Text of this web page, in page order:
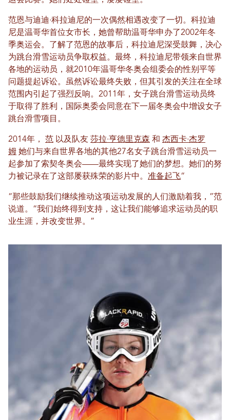
范恩与迪迪·科拉迪尼的一次偶然相遇改变了一切。科拉迪
尼是温哥华首位女市长，她曾帮助温哥华申办了2002年冬
季奥运会。了解了范恩的故事后，科拉迪尼深受鼓舞，决心
为跳台滑雪运动员争取权益。最终，科拉迪尼带领来自世界
各地的运动员，就2010年温哥华冬奥会组委会的性别平等
问题提起诉讼。虽然诉讼最终失败，但其引发的关注在全球
范围内引起了强烈反响。2011年，女子跳台滑雪运动员终
于取得了胜利，国际奥委会同意在下一届冬奥会中增设女子
跳台滑雪项目。
2014年， 范 以及队友 莎拉·亨德里克森 和 杰西卡·杰罗
姆 她们与来自世界各地的其他27名女子跳台滑雪运动员一
起参加了索契冬奥会——最终实现了她们的梦想。她们的努
力被记录在了这部屡获殊荣的影片中。 准备起飞“
“那些鼓励我们继续推动这项运动发展的人们激励着我，”范
说道。“我们始终得到支持，这让我们能够追求运动员的职
业生涯，并改变世界。”